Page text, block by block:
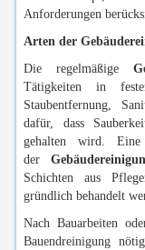
Anforderungen
Arten der
Die regelmäßige
Tätigkeiten in
Staubentfernung,
dafür, dass
gehalten wird.
der
Schichten aus
gründlich behandelt
Nach Bauarbeiten
Bauendreinigung